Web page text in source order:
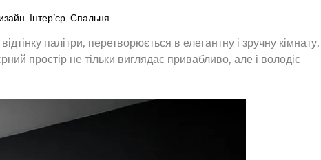
Інтер’єр, Спальня
палітри, перетворюється в елегантну і зручну кімнату,
простір не тільки виглядає привабливо, але і володіє